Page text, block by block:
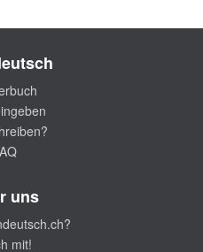
uns
mit!